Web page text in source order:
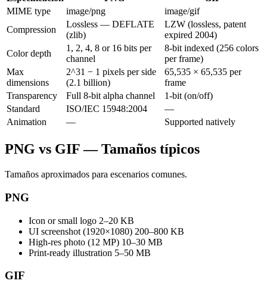
MIME type
image/png
image/gif
Compression
Lossless — DEFLATE
(zlib)
LZW (lossless, patent
expired 2004)
Color depth
1, 2, 4, 8 or 16 bits per
channel
8-bit indexed (256 colors
per frame)
Max
dimensions
2^31 − 1 pixels per side
(2.1 billion)
65,535 × 65,535 per
frame
Transparency
Full 8-bit alpha channel
1-bit (on/off)
Standard
ISO/IEC 15948:2004
—
Animation
— Supported natively
PNG vs GIF — Tamaños típicos
Tamaños aproximados para escenarios comunes.
PNG
Icon or small logo 2–20 KB
UI screenshot (1920×1080) 200–800 KB
High-res photo (12 MP) 10–30 MB
Print-ready illustration 5–50 MB
GIF